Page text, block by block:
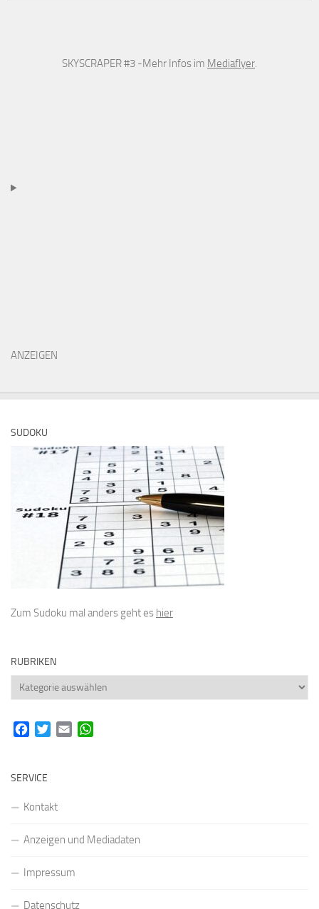
SKYSCRAPER #3 -Mehr Infos im Mediaflyer.
ANZEIGEN
SUDOKU
Zum Sudoku mal anders geht es hier
RUBRIKEN
Rubriken
FacebookTwitterEmail
SERVICE
Kontakt
Anzeigen und Mediadaten
Impressum
Datenschutz